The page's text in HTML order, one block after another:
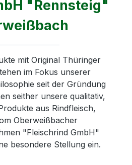
"Rennsteig"
mit Original Thüringer
im Fokus unserer
seit der Gründung
seither unsere qualitativ,
aus Rindfleisch,
Oberweißbacher
"Fleischrind GmbH"
besondere Stellung ein.